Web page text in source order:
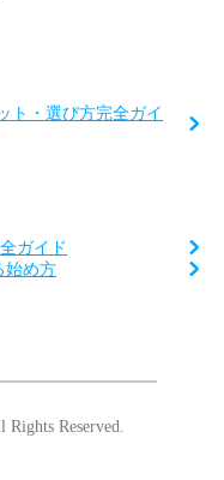
ト・選び方完全ガイ
ガイド
始め方
Reserved.